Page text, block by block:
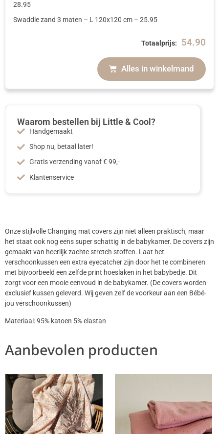
Totaalprijs: 54.90
Alles in winkelmand
28.95
Swaddle zand 3 maten – L 120x120 cm – 25.95
Waarom bestellen bij Little & Cool?
Handgemaakt
Shop nu, betaal later!
Gratis verzending vanaf € 99,-
Klantenservice
Onze stijlvolle Changing mat covers zijn niet alleen praktisch, maar
het staat ook nog eens super schattig in de babykamer. De covers zijn
gemaakt van heerlijk zachte stretch stoffen. Laat het
verschoonkussen een extra eyecatcher zijn door het te combineren
met bijvoorbeeld een zelfde print hoeslaken in het babybedje. Dit
zorgt voor een mooie eenvoud in de babykamer. (De covers worden
exclusief kussen geleverd. Wij geven zelf de voorkeur aan een Bébé-
jou verschoonkussen)
Materiaal: 95% katoen 5% elastan
Aanbevolen producten